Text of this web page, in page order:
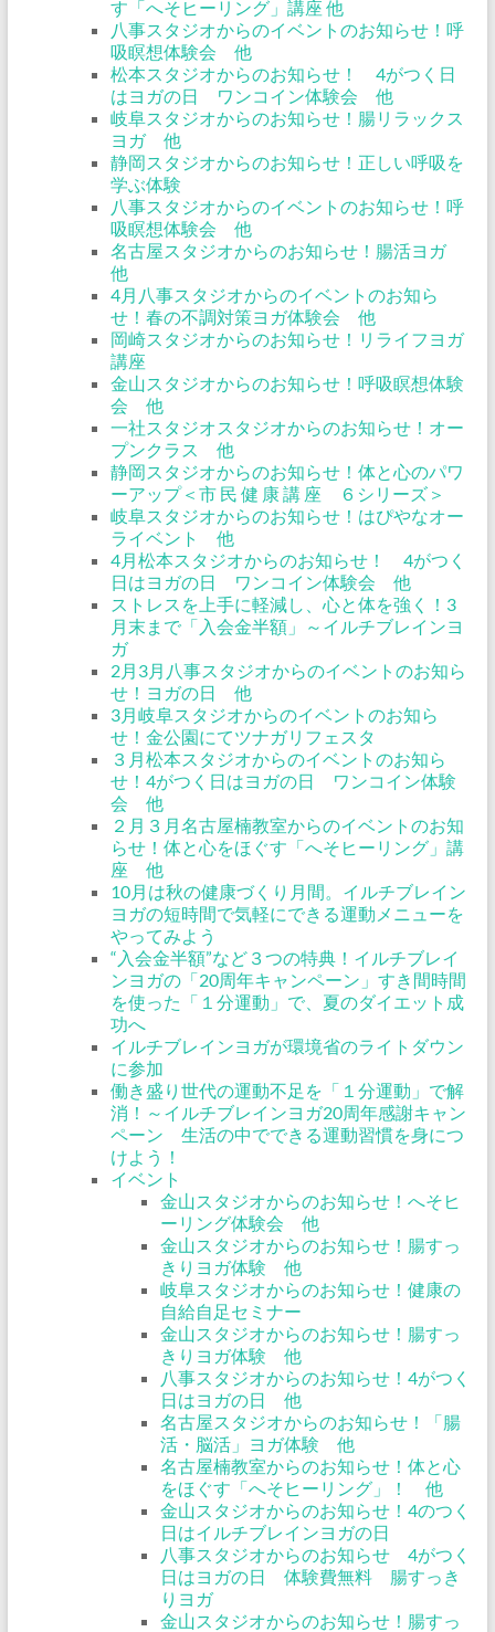
す「へそヒーリング」講座 他
八事スタジオからのイベントのお知らせ！呼
吸瞑想体験会 他
松本スタジオからのお知らせ！ 4がつく日
はヨガの日 ワンコイン体験会 他
岐阜スタジオからのお知らせ！腸リラックス
ヨガ 他
静岡スタジオからのお知らせ！正しい呼吸を
学ぶ体験
八事スタジオからのイベントのお知らせ！呼
吸瞑想体験会 他
名古屋スタジオからのお知らせ！腸活ヨガ
他
4月八事スタジオからのイベントのお知ら
せ！春の不調対策ヨガ体験会 他
岡崎スタジオからのお知らせ！リライフヨガ
講座
金山スタジオからのお知らせ！呼吸瞑想体験
会 他
一社スタジオスタジオからのお知らせ！オー
プンクラス 他
静岡スタジオからのお知らせ！体と心のパワ
ーアップ＜市 民 健 康 講 座 ６シリーズ＞
岐阜スタジオからのお知らせ！はぴやなオー
ライベント 他
4月松本スタジオからのお知らせ！ 4がつく
日はヨガの日 ワンコイン体験会 他
ストレスを上手に軽減し、心と体を強く！3
月末まで「入会金半額」～イルチブレインヨ
ガ
2月3月八事スタジオからのイベントのお知ら
せ！ヨガの日 他
3月岐阜スタジオからのイベントのお知ら
せ！金公園にてツナガリフェスタ
３月松本スタジオからのイベントのお知ら
せ！4がつく日はヨガの日 ワンコイン体験
会 他
２月３月名古屋楠教室からのイベントのお知
らせ！体と心をほぐす「へそヒーリング」講
座 他
10月は秋の健康づくり月間。イルチブレイン
ヨガの短時間で気軽にできる運動メニューを
やってみよう
“入会金半額”など３つの特典！イルチブレイ
ンヨガの「20周年キャンペーン」すき間時間
を使った「１分運動」で、夏のダイエット成
功へ
イルチブレインヨガが環境省のライトダウン
に参加
働き盛り世代の運動不足を「１分運動」で解
消！～イルチブレインヨガ20周年感謝キャン
ペーン 生活の中でできる運動習慣を身につ
けよう！
イベント
金山スタジオからのお知らせ！へそヒ
ーリング体験会 他
金山スタジオからのお知らせ！腸すっ
きりヨガ体験 他
岐阜スタジオからのお知らせ！健康の
自給自足セミナー
金山スタジオからのお知らせ！腸すっ
きりヨガ体験 他
八事スタジオからのお知らせ！4がつく
日はヨガの日 他
名古屋スタジオからのお知らせ！「腸
活・脳活」ヨガ体験 他
名古屋楠教室からのお知らせ！体と心
をほぐす「へそヒーリング」！ 他
金山スタジオからのお知らせ！4のつく
日はイルチブレインヨガの日
八事スタジオからのお知らせ 4がつく
日はヨガの日 体験費無料 腸すっき
りヨガ
金山スタジオからのお知らせ！腸すっ